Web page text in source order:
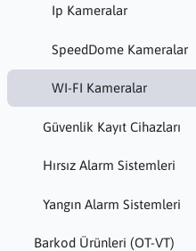
Ip Kameralar
SpeedDome Kameralar
WI-FI Kameralar
Güvenlik Kayıt Cihazları
Hırsız Alarm Sistemleri
Yangın Alarm Sistemleri
Barkod Ürünleri (OT-VT)